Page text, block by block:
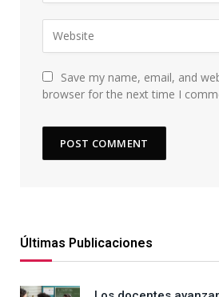
Save my name, email, and
browser for the next time I
Últimas Publicaciones